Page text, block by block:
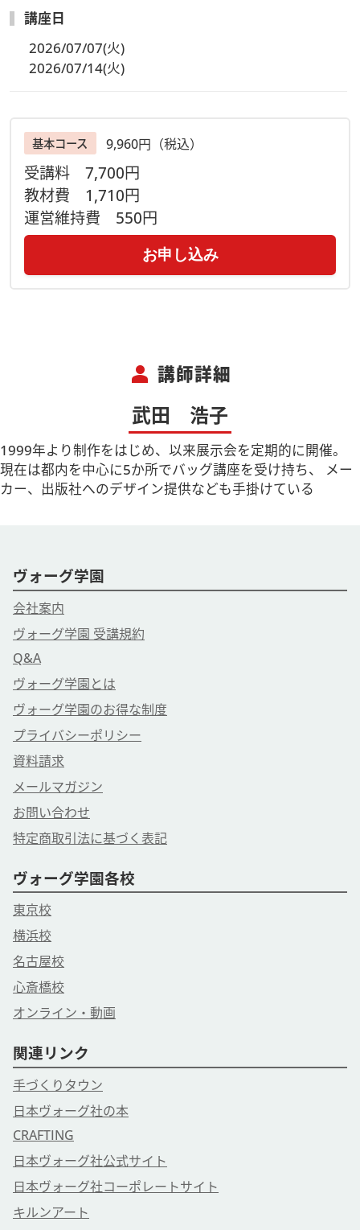
【受講方法】
・ビデオ・Ｗｅｂ会議アプリケーション「Zoomウェビナー」
を使用します。
※受講生皆様は画面に映る事はありません。
【見逃し配信があります】
・当日配信した講習のアーカイブをご視聴いただけます。視聴
方法は事前にお届けする「ご案内用紙」に記載しています。
（講座日程が合わない場合、全てのレッスンを見逃し配信でご
視聴いただく事も可能です）
※質問はLIVE配信中のみ受付いたします。ご了承ください。
＜視聴期間は2026年8月31日(月)迄＞
講座日
2026/07/07(火)
2026/07/14(火)
基本コース 9,960円（税込）
受講料 7,700円
教材費 1,710円
運営維持費 550円
お申し込み
person 講師詳細
武田 浩子
1999年より制作をはじめ、以来展示会を定期的に開催。
現在は都内を中心に5か所でバッグ講座を受け持ち、 メー
カー、出版社へのデザイン提供なども手掛けている
ヴォーグ学園
会社案内
ヴォーグ学園 受講規約
Q&A
ヴォーグ学園とは
ヴォーグ学園のお得な制度
プライバシーポリシー
資料請求
メールマガジン
お問い合わせ
特定商取引法に基づく表記
ヴォーグ学園各校
東京校
横浜校
名古屋校
心斎橋校
オンライン・動画
関連リンク
手づくりタウン
日本ヴォーグ社の本
CRAFTING
日本ヴォーグ社公式サイト
日本ヴォーグ社コーポレートサイト
キルンアート